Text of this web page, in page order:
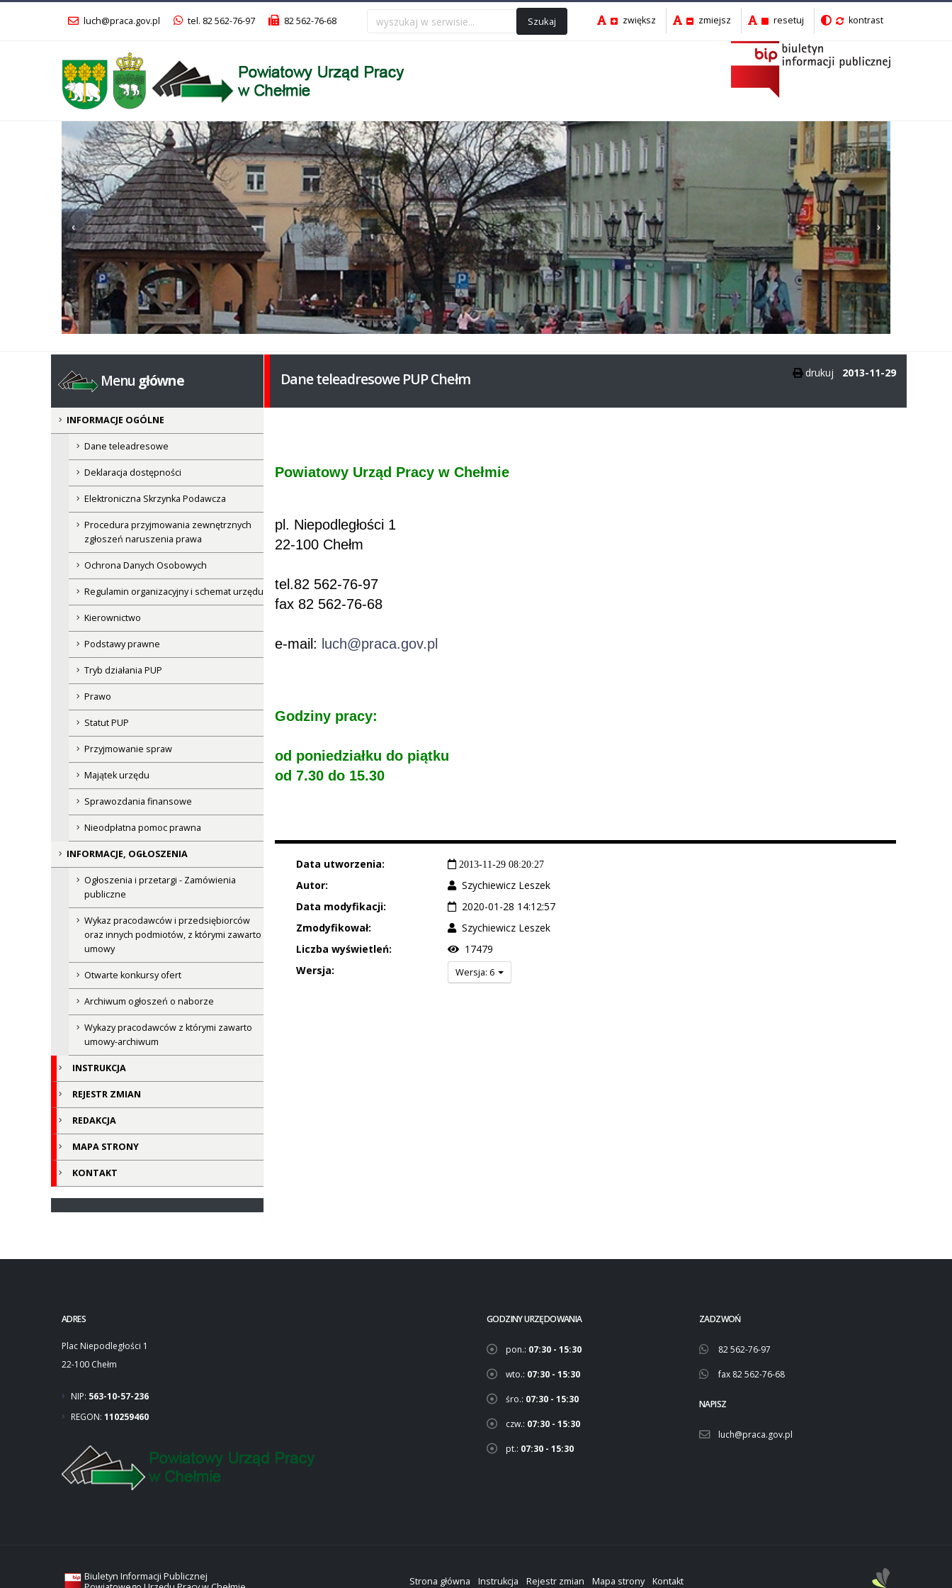
luch@praca.gov.pl tel. 82 562-76-97 82 562-76-68 Szukaj zwiększ zmiejsz resetuj kontrast
Poprzedni Następny
Menu główne
INFORMACJE OGÓLNE
Dane teleadresowe
Deklaracja dostępności
Elektroniczna Skrzynka Podawcza
Procedura przyjmowania zewnętrznych
zgłoszeń naruszenia prawa
Ochrona Danych Osobowych
Regulamin organizacyjny i schemat urzędu
Kierownictwo
Podstawy prawne
Tryb działania PUP
Prawo
Statut PUP
Przyjmowanie spraw
Majątek urzędu
Sprawozdania finansowe
Nieodpłatna pomoc prawna
INFORMACJE, OGŁOSZENIA
Ogłoszenia i przetargi - Zamówienia
publiczne
Wykaz pracodawców i przedsiębiorców
oraz innych podmiotów, z którymi zawarto
umowy
Otwarte konkursy ofert
Archiwum ogłoszeń o naborze
Wykazy pracodawców z którymi zawarto
umowy-archiwum
INSTRUKCJA
REJESTR ZMIAN
REDAKCJA
MAPA STRONY
KONTAKT
drukuj 2013-11-29
Dane teleadresowe PUP Chełm
Powiatowy Urząd Pracy w Chełmie
pl. Niepodległości 1
22-100 Chełm
tel.82 562-76-97
fax 82 562-76-68
e-mail: luch@praca.gov.pl
Godziny pracy:
od poniedziałku do piątku
od 7.30 do 15.30
Data utworzenia: 2013-11-29 08:20:27
Autor:
Szychiewicz Leszek
Data modyfikacji:
2020-01-28 14:12:57
Zmodyfikował:
Szychiewicz Leszek
Liczba wyświetleń:
17479
Wersja:
Wersja: 6
ADRES
Plac Niepodległości 1
22-100 Chełm
NIP: 563-10-57-236
REGON: 110259460
GODZINY URZĘDOWANIA
pon.: 07:30 - 15:30
wto.: 07:30 - 15:30
śro.: 07:30 - 15:30
czw.: 07:30 - 15:30
pt.: 07:30 - 15:30
ZADZWOŃ
82 562-76-97
fax 82 562-76-68
NAPISZ
luch@praca.gov.pl
Biuletyn Informacji Publicznej
Strona główna Instrukcja Rejestr zmian Mapa strony Kontakt